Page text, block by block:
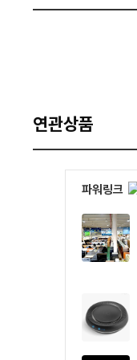
연관상품
파워링크